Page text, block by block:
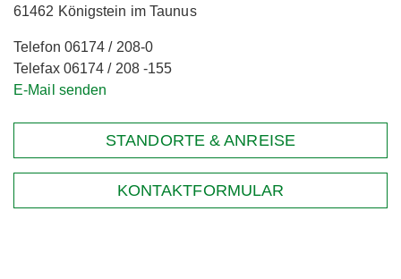
61462 Königstein im Taunus
Telefon 06174 / 208-0
Telefax 06174 / 208 -155
E-Mail senden
STANDORTE & ANREISE
KONTAKTFORMULAR